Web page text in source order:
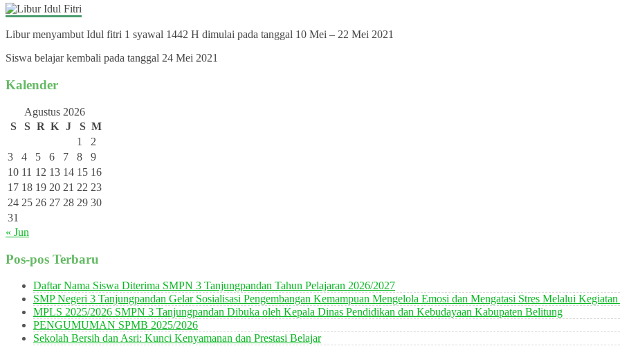
Libur menyambut Idul fitri 1 syawal 1442 H dimulai pada tanggal 10 Mei – 22 Mei 2021
Siswa belajar kembali pada tanggal 24 Mei 2021
Kalender
Agustus 2026
S
S R K J S M
1
2
3
4 5 6 7 8
9
10 11 12 13 14 15 16
17 18 19 20 21 22 23
24 25 26 27 28 29 30
31
« Jun
Pos-pos Terbaru
Daftar Nama Siswa Diterima SMPN 3 Tanjungpandan Tahun Pelajaran 2026/2027
SMP Negeri 3 Tanjungpandan Gelar Sosialisasi Pengembangan Kemampuan Mengelola Emosi dan Mengatasi Stres Melalui
MPLS 2025/2026 SMPN 3 Tanjungpandan Dibuka oleh Kepala Dinas Pendidikan dan Kebudayaan Kabupaten Belitung
PENGUMUMAN SPMB 2025/2026
Sekolah Bersih dan Asri: Kunci Kenyamanan dan Prestasi Belajar